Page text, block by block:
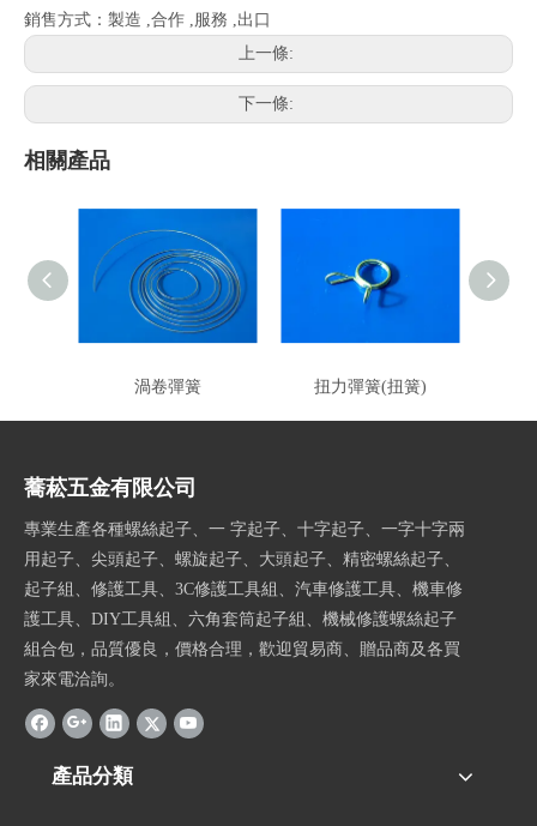
銷售方式：製造 ,合作 ,服務 ,出口
上一條:
下一條:
相關產品
渦卷彈簧 扭力彈簧(扭簧)
蕎菘五金有限公司
專業生產各種螺絲起子、一 字起子、十字起子、一字十字兩
用起子、尖頭起子、螺旋起子、大頭起子、精密螺絲起子、
起子組、修護工具、3C修護工具組、汽車修護工具、機車修
護工具、DIY工具組、六角套筒起子組、機械修護螺絲起子
組合包，品質優良，價格合理，歡迎貿易商、贈品商及各買
家來電洽詢。
產品分類